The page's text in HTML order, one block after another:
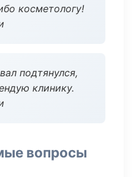
косметологу!
подтянулся,
клинику.
вопросы